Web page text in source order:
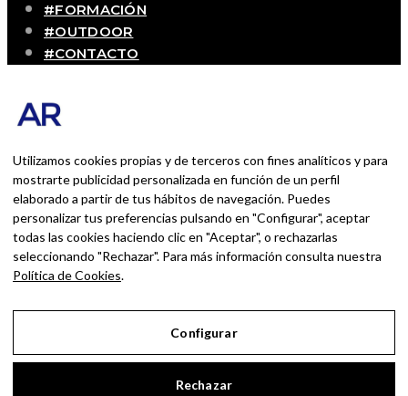
#FORMACIÓN
#OUTDOOR
#CONTACTO
Blog personal y profesional de Andrés Romero.
persona que disfruta con lo que hace cada día
BUSCAR POR:
BUSCAR
Ingresa las palabras de la búsqueda y presiona
Enter.
Utilizamos cookies propias y de terceros con fines analíticos y para
mostrarte publicidad personalizada en función de un perfil
elaborado a partir de tus hábitos de navegación. Puedes
personalizar tus preferencias pulsando en "Configurar", aceptar
todas las cookies haciendo clic en "Aceptar", o rechazarlas
seleccionando "Rechazar". Para más información consulta nuestra
Política de Cookies.
Configurar
Rechazar
Aviso Legal
Política de Privacidad